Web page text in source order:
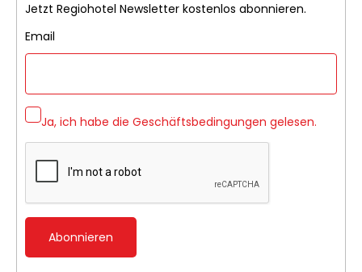
Jetzt Regiohotel Newsletter kostenlos abonnieren.
Email
Ja, ich habe die Geschäftsbedingungen gelesen.
Abonnieren